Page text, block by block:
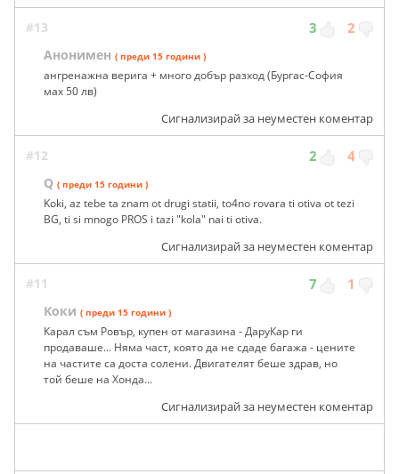
#13 3 2
Анонимен ( преди 15 години )
ангренажна верига + много добър разход (Бургас-София
маx 50 лв)
Сигнализирай за неуместен коментар
#12 2 4
Q ( преди 15 години )
Koki, az tebe ta znam ot drugi statii, to4no rovara ti otiva ot tezi
BG, ti si mnogo PROS i tazi "kola" nai ti otiva.
Сигнализирай за неуместен коментар
#11 7 1
Коки ( преди 15 години )
Карал съм Ровър, купен от магазина - ДаруКар ги
продаваше... Няма част, която да не сдаде багажа - цените
на частите са доста солени. Двигателят беше здрав, но
той беше на Хонда...
Сигнализирай за неуместен коментар